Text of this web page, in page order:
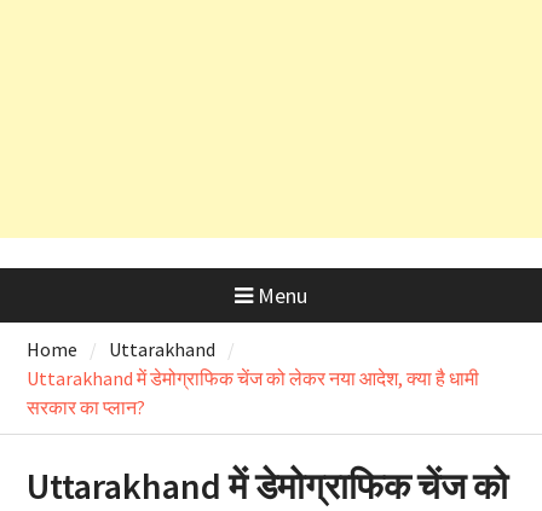
Menu
Home
Uttarakhand
Uttarakhand में डेमोग्राफिक चेंज को लेकर नया आदेश, क्या है धामी
सरकार का प्लान?
Uttarakhand में डेमोग्राफिक चेंज को